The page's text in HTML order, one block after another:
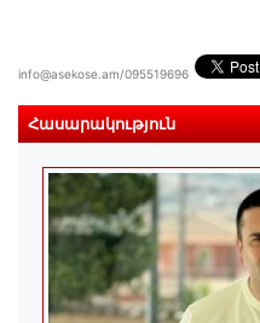
info@asekose.am/095519696
Հասարակություն